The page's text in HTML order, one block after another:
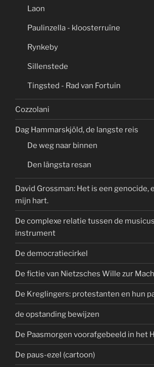
Laon
Paulinzella - kloosterruïne
Rynkeby
Sillenstede
Tingsted - Rad van Fortuin
Cozzolani
Dag Hammarskjöld, de langste reis
De weg naar binnen
Den längsta resan
David Grossman: Het is een genocide,
mijn hart.
De complexe relatie tussen de
instrument
De democratiecirkel
De fictie van Nietzsches Wille zur
De Kreglingers: protestanten en hun
de opstanding bewijzen
De Paasmorgen voorafgebeeld in het
De paus-ezel (cartoon)